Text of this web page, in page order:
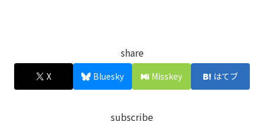
share
X Bluesky Misskey はてブ
subscribe